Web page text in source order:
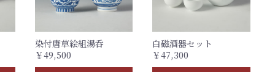
染付唐草絵組湯呑
￥49,500
白磁酒器セット
￥47,300